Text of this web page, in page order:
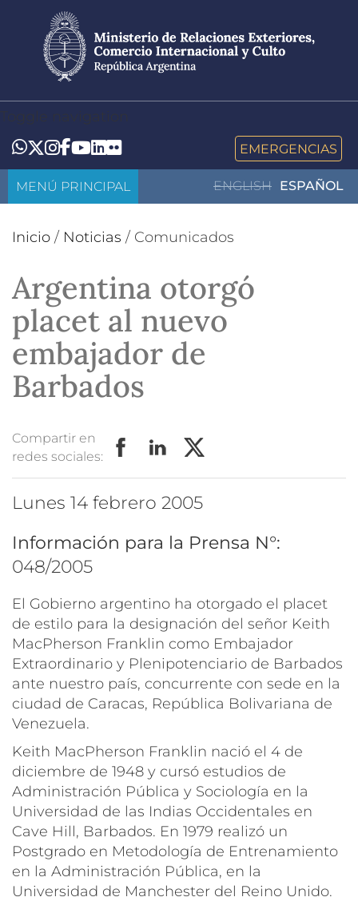
contenido
principal
Toggle navigation
Whatsapp
Twitter
Instagram
Facebook
YouTube
LinkedIn
Flickr EMERGENCIAS
ENGLISH ESPAÑOL
MENÚ PRINCIPAL
Inicio / Noticias / Comunicados
Argentina otorgó
placet al nuevo
embajador de
Barbados
Compartir en
redes sociales:
lunes 14 febrero 2005
Información para la Prensa N°:
048/2005
El Gobierno argentino ha otorgado el placet
de estilo para la designación del señor Keith
MacPherson Franklin como Embajador
Extraordinario y Plenipotenciario de Barbados
ante nuestro país, concurrente con sede en la
ciudad de Caracas, República Bolivariana de
Venezuela.
Keith MacPherson Franklin nació el 4 de
diciembre de 1948 y cursó estudios de
Administración Pública y Sociología en la
Universidad de las Indias Occidentales en
Cave Hill, Barbados. En 1979 realizó un
Postgrado en Metodología de Entrenamiento
en la Administración Pública, en la
Universidad de Manchester del Reino Unido.